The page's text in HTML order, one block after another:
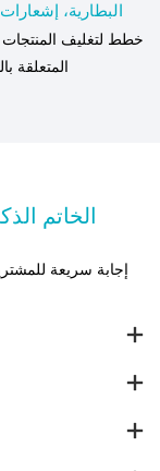
البطارية،
خطط لتغليف
المتعلقة
الخاتم
إجابة سريعة